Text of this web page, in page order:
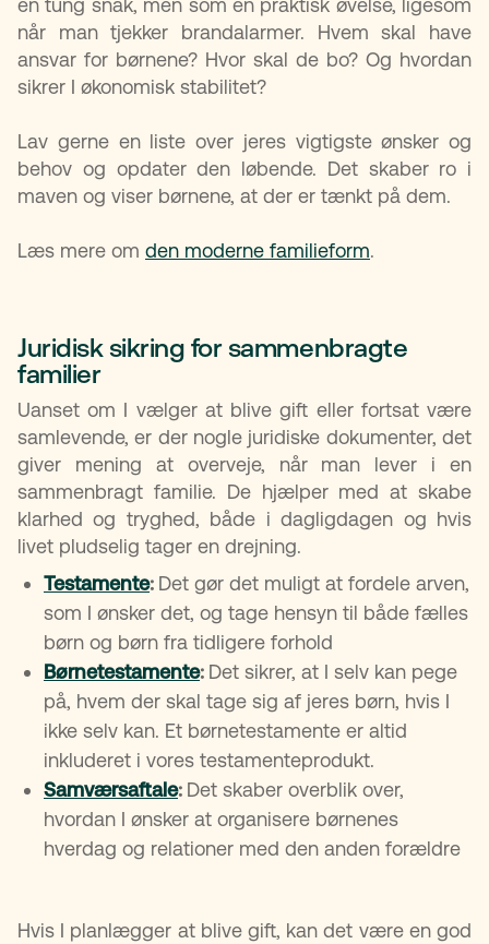
en tung snak, men som en praktisk øvelse, ligesom
når man tjekker brandalarmer. Hvem skal have
ansvar for børnene? Hvor skal de bo? Og hvordan
sikrer I økonomisk stabilitet?
Lav gerne en liste over jeres vigtigste ønsker og
behov og opdater den løbende. Det skaber ro i
maven og viser børnene, at der er tænkt på dem.
Læs mere om den moderne familieform.
Juridisk sikring for sammenbragte
familier
Uanset om I vælger at blive gift eller fortsat være
samlevende, er der nogle juridiske dokumenter, det
giver mening at overveje, når man lever i en
sammenbragt familie. De hjælper med at skabe
klarhed og tryghed, både i dagligdagen og hvis
livet pludselig tager en drejning.
Testamente: Det gør det muligt at fordele arven,
som I ønsker det, og tage hensyn til både fælles
børn og børn fra tidligere forhold
Børnetestamente: Det sikrer, at I selv kan pege
på, hvem der skal tage sig af jeres børn, hvis I
ikke selv kan. Et børnetestamente er altid
inkluderet i vores testamenteprodukt.
Samværsaftale: Det skaber overblik over,
hvordan I ønsker at organisere børnenes
hverdag og relationer med den anden forældre
Hvis I planlægger at blive gift, kan det være en god